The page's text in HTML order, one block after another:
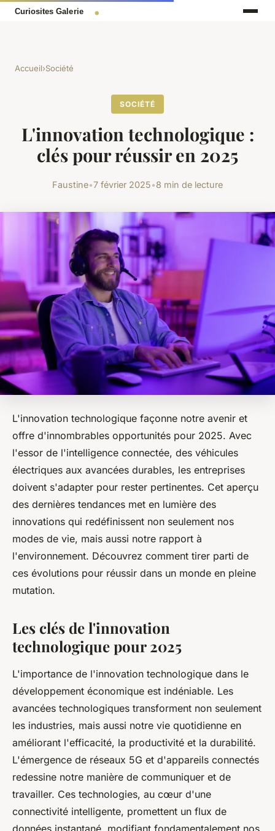
Accueil›Société
SOCIÉTÉ
L'innovation technologique :
clés pour réussir en 2025
Faustine•7 février 2025•8 min de lecture
L'innovation technologique façonne notre avenir et
offre d'innombrables opportunités pour 2025. Avec
l'essor de l'intelligence connectée, des véhicules
électriques aux avancées durables, les entreprises
doivent s'adapter pour rester pertinentes. Cet aperçu
des dernières tendances met en lumière des
innovations qui redéfinissent non seulement nos
modes de vie, mais aussi notre rapport à
l'environnement. Découvrez comment tirer parti de
ces évolutions pour réussir dans un monde en pleine
mutation.
Les clés de l'innovation
technologique pour 2025
L'importance de l'innovation technologique dans le
développement économique est indéniable. Les
avancées technologiques transforment non seulement
les industries, mais aussi notre vie quotidienne en
améliorant l'efficacité, la productivité et la durabilité.
L'émergence de réseaux 5G et d'appareils connectés
redessine notre manière de communiquer et de
travailler. Ces technologies, au cœur d'une
connectivité intelligente, promettent un flux de
données instantané, modifiant fondamentalement nos